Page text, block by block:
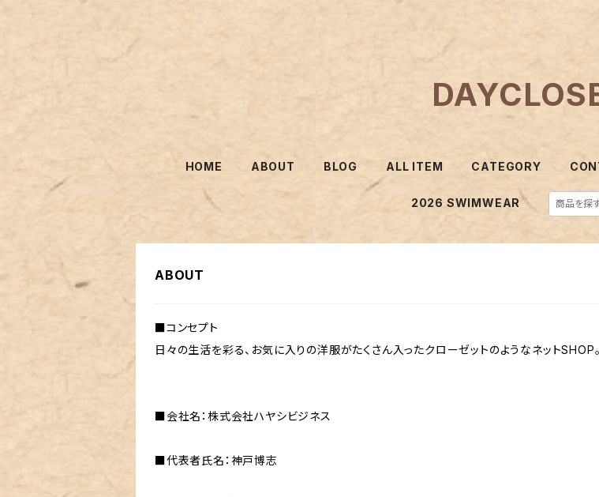
HOME ABOUT BLOG ALL ITEM CATEGORY
2026 SWIMWEAR
ABOUT
■コンセプト
日々の生活を彩る、お気に入りの洋服がたくさん入ったクローゼットのようなネットSHOP。
■会社名：株式会社ハヤシビジネス
■代表者氏名：神戸博志